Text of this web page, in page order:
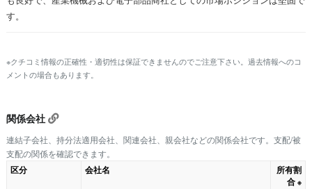
す。
※クチコミ情報の正確性・適切性は保証できませんのでご注意下さい。過去情報へのコ
メントの場合もあります。
関係会社
連結子会社、持分法適用会社、関連会社、親会社などの関係会社です。支配/被
支配の関係を確認できます。
区分 会社名
所有割
合 ※